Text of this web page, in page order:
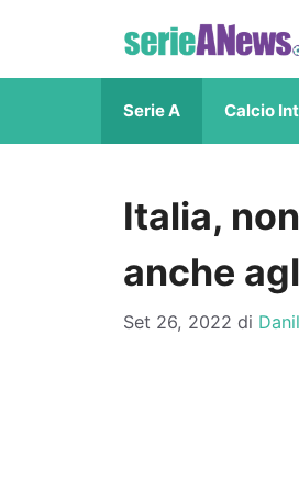
contenuto
Serie A Calcio
Italia,
anche
Set 26, 2022 di